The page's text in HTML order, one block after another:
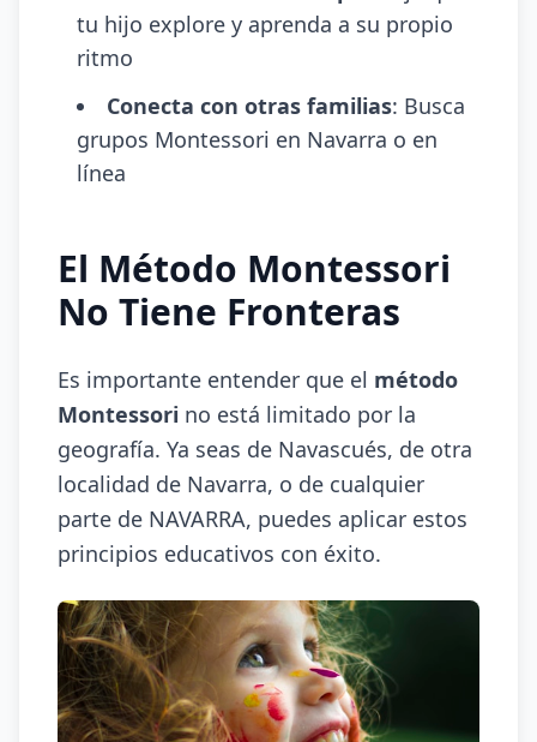
tu hijo explore y aprenda a su propio
ritmo
Conecta con otras familias: Busca
grupos Montessori en Navarra o en
línea
El Método Montessori
No Tiene Fronteras
Es importante entender que el método
Montessori no está limitado por la
geografía. Ya seas de Navascués, de otra
localidad de Navarra, o de cualquier
parte de NAVARRA, puedes aplicar estos
principios educativos con éxito.